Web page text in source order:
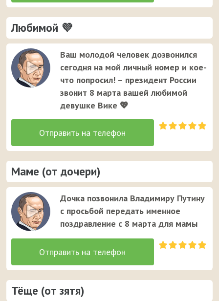
Любимой 💜
Ваш молодой человек дозвонился
сегодня на мой личный номер и кое-
что попросил! – президент России
звонит 8 марта вашей любимой
девушке Вике 💖
Маме (от дочери)
Дочка позвонила Владимиру Путину
с просьбой передать именное
поздравление с 8 марта для мамы
Тёще (от зятя)